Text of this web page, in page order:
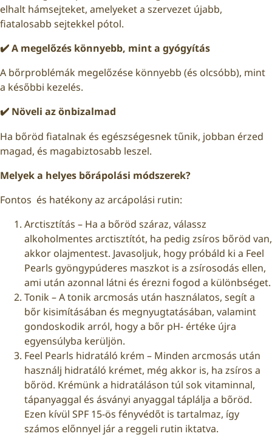
elhalt hámsejteket, amelyeket a szervezet újabb,
fiatalosabb sejtekkel pótol.
✔️A megelőzés könnyebb, mint a gyógyítás
A bőrproblémák megelőzése könnyebb (és olcsóbb), mint
a későbbi kezelés.
✔️ Növeli az önbizalmad
Ha bőröd fiatalnak és egészségesnek tűnik, jobban érzed
magad, és magabiztosabb leszel.
Melyek a helyes bőrápolási módszerek?
Fontos és hatékony az arcápolási rutin:
Arctisztítás – Ha a bőröd száraz, válassz
alkoholmentes arctisztítót, ha pedig zsíros bőröd van,
akkor olajmentest. Javasoljuk, hogy próbáld ki a Feel
Pearls gyöngypúderes maszkot is a zsírosodás ellen,
ami után azonnal látni és érezni fogod a különbséget.
Tonik – A tonik arcmosás után használatos, segít a
bőr kisimításában és megnyugtatásában, valamint
gondoskodik arról, hogy a bőr pH- értéke újra
egyensúlyba kerüljön.
Feel Pearls hidratáló krém – Minden arcmosás után
használj hidratáló krémet, még akkor is, ha zsíros a
bőröd. Krémünk a hidratáláson túl sok vitaminnal,
tápanyaggal és ásványi anyaggal táplálja a bőröd.
Ezen kívül SPF 15-ös fényvédőt is tartalmaz, így
számos előnnyel jár a reggeli rutin iktatva.